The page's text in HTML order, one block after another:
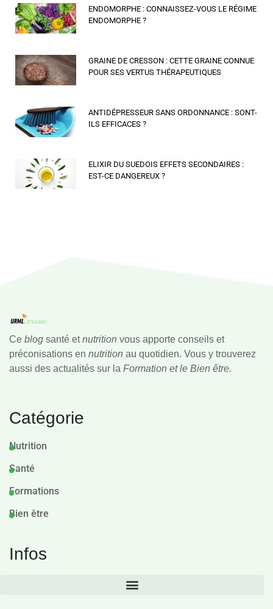
ENDOMORPHE : CONNAISSEZ-VOUS LE RÉGIME
ENDOMORPHE ?
GRAINE DE CRESSON : CETTE GRAINE CONNUE
POUR SES VERTUS THÉRAPEUTIQUES
ANTIDÉPRESSEUR SANS ORDONNANCE : SONT-
ILS EFFICACES ?
ELIXIR DU SUEDOIS EFFETS SECONDAIRES :
EST-CE DANGEREUX ?
Ce blog santé etnutrition vous apporte conseils et
préconisations en nutrition au quotidien. Vous y trouverez
aussi des actualités sur la Formation et le Bien être.
Catégorie
Nutrition
Santé
Formations
Bien être
Infos